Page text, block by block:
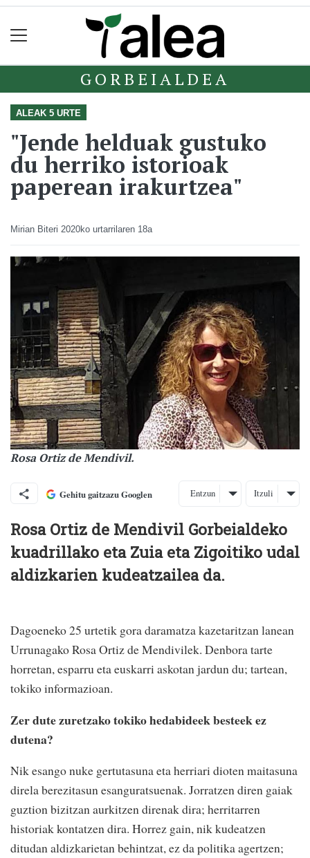
GORBEIALDEA
ALEAK 5 URTE
"Jende helduak gustuko
du herriko istorioak
paperean irakurtzea"
Mirian Biteri 2020ko urtarrilaren 18a
Rosa Ortiz de Mendivil.
Gehitu gaitzazu Googlen Entzun Itzuli
Rosa Ortiz de Mendivil Gorbeialdeko
kuadrillako eta Zuia eta Zigoitiko udal
aldizkarien kudeatzailea da.
Dagoeneko 25 urtetik gora daramatza kazetaritzan lanean
Urrunagako Rosa Ortiz de Mendivilek. Denbora tarte
horretan, esparru eta euskarri askotan jardun du; tartean,
tokiko informazioan.
Zer dute zuretzako tokiko hedabideek besteek ez
dutena?
Nik esango nuke gertutasuna eta herriari dioten maitasuna
direla berezitasun esanguratsuenak. Jorratzen diren gaiak
guztion bizitzan aurkitzen direnak dira; herritarren
historiak kontatzen dira. Horrez gain, nik kudeatzen
ditudan aldizkarietan behintzat, ez da politika agertzen;